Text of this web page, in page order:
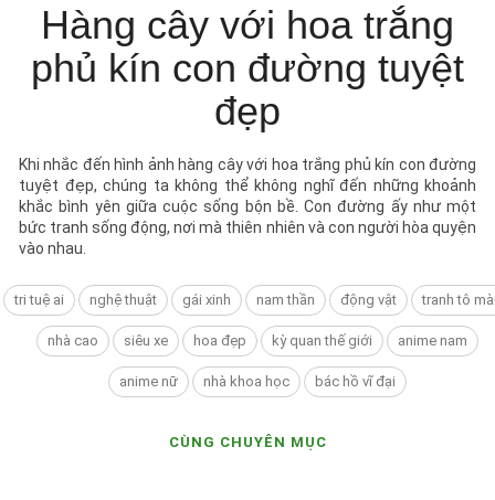
Hàng cây với hoa trắng
phủ kín con đường tuyệt
đẹp
Khi nhắc đến hình ảnh hàng cây với hoa trắng phủ kín con đường
tuyệt đẹp, chúng ta không thể không nghĩ đến những khoảnh
khắc bình yên giữa cuộc sống bộn bề. Con đường ấy như một
bức tranh sống động, nơi mà thiên nhiên và con người hòa quyện
vào nhau.
tri tuệ ai nghệ thuật gái xinh nam thần động vật tranh tô
nhà cao siêu xe hoa đẹp kỳ quan thế giới anime nam
anime nữ nhà khoa học bác hồ vĩ đại
CÙNG CHUYÊN MỤC